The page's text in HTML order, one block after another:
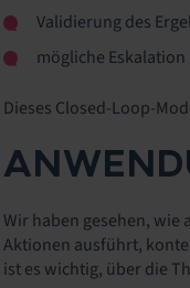
Validierung des
mögliche
Dieses Closed-Loop-
Wir haben gesehen,
Aktionen ausführt,
ist es wichtig, über die